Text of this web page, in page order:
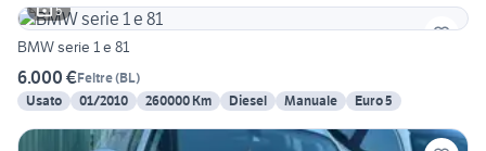
5
BMW serie 1 e 81
6.000 €Feltre(BL)
Usato
01/2010 260000 Km Diesel Manuale Euro 5